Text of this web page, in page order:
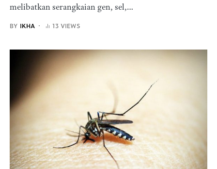
melibatkan serangkaian gen, sel,…
BY IKHA 13 VIEWS